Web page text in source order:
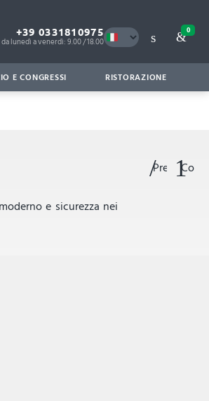
+39 0331810975
da lunedì a venerdì: 9.00 / 18.00
0
E CONGRESSI RISTORAZIONE
e sicurezza nei
Preferiti